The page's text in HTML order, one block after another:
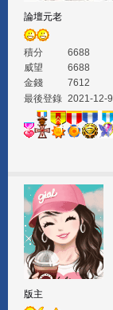
論壇元老
積分
6688
威望
6688
金錢
7612
最後登錄 2021-12-9
版主